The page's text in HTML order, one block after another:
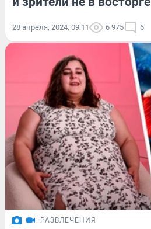
28 апреля, 2024, 09:11 6 975 6
РАЗВЛЕЧЕНИЯ